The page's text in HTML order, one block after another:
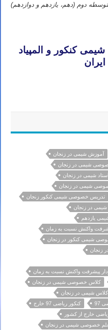
دوم (دهم، یازدهم و دوازدهم)
کنکور و المپیاد
آموزش شیمی در زنجان
شیمی در زنجان
استاد شیمی در زنجان
شیمی در زنجان
تدریس خصوصی شیمی کنکور زنجان
در زنجان
یازدهم
واکنش نسبت به زمان
شیمی کنکور در زنجان
زنجان
پیشرفت واکنش نسبت به زمان
کلاس خصوصی شیمی در زنجان
کلاس شیمی در زنجان
97
کنکور ریاضی 97 خارج
خارج از کشور
خصوصی شیمی در زنجان